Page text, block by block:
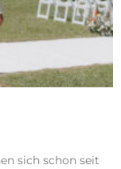
sich schon seit